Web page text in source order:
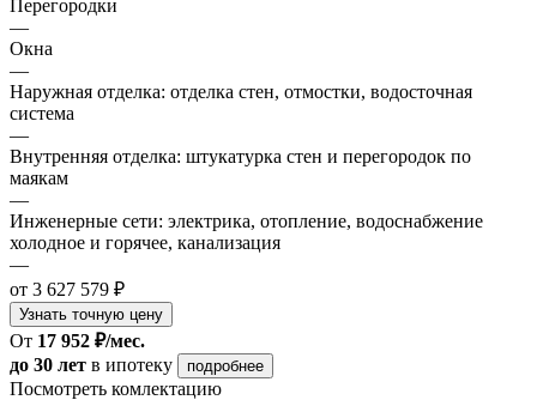
Перегородки
—
Окна
—
Наружная отделка: отделка стен, отмостки, водосточная
система
—
Внутренняя отделка: штукатурка стен и перегородок по
маякам
—
Инженерные сети: электрика, отопление, водоснабжение
холодное и горячее, канализация
—
от 3 627 579 ₽
Узнать точную цену
От 17 952 ₽/мес.
до 30 лет в ипотеку подробнее
Посмотреть комлектацию